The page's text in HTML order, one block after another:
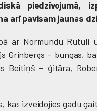
piedzīvojumā,
arī pavisam jaunas
ar Normundu Rutuli
Grinbergs – bungas,
Beitiņš – ģitāra,
kas izveidojies gadu